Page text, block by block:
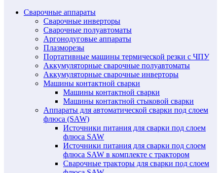
Сварочные аппараты
Сварочные инверторы
Сварочные полуавтоматы
Аргонодуговые аппараты
Плазморезы
Портативные машины термической резки с ЧПУ
Аккумуляторные сварочные полуавтоматы
Аккумуляторные сварочные инверторы
Машины контактной сварки
Машины контактной сварки
Машины контактной стыковой сварки
Аппараты для автоматической сварки под слоем
флюса (SAW)
Источники питания для сварки под слоем
флюса SAW
Источники питания для сварки под слоем
флюса SAW в комплекте с трактором
Сварочные тракторы для сварки под слоем